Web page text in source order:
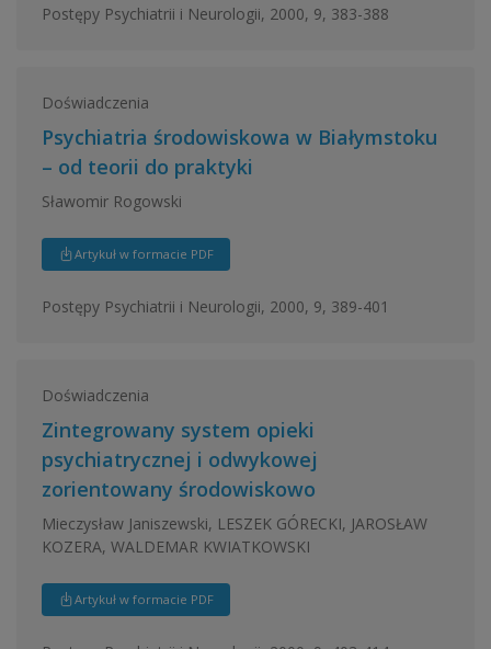
Postępy Psychiatrii i Neurologii, 2000, 9, 383-388
Doświadczenia
Psychiatria środowiskowa w Białymstoku
– od teorii do praktyki
Sławomir Rogowski
Artykuł w formacie PDF
Postępy Psychiatrii i Neurologii, 2000, 9, 389-401
Doświadczenia
Zintegrowany system opieki
psychiatrycznej i odwykowej
zorientowany środowiskowo
Mieczysław Janiszewski, LESZEK GÓRECKI, JAROSŁAW
KOZERA, WALDEMAR KWIATKOWSKI
Artykuł w formacie PDF